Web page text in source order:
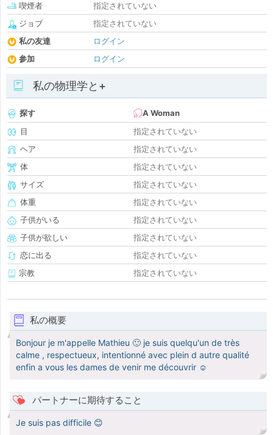
喫煙者
指定されていない
ジョブ
指定されていない
私の友達
ログイン
参加
ログイン
私の物理学と+
探す
A Woman
目
指定されていない
ヘア
指定されていない
体
指定されていない
サイズ
指定されていない
体重
指定されていない
子供がいる
指定されていない
子供が欲しい
指定されていない
恋に出る
指定されていない
宗教
指定されていない
私の概要
Bonjour je m'appelle Mathieu 🙂 je suis quelqu'un de très
calme , respectueux, intentionné avec plein d autre qualité
enfin a vous les dames de venir me découvrir ☺️
パートナーに期待すること
Je suis pas difficile 😊